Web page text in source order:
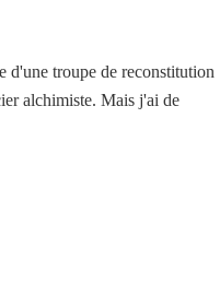
d'une troupe de reconstitution
alchimiste. Mais j'ai de